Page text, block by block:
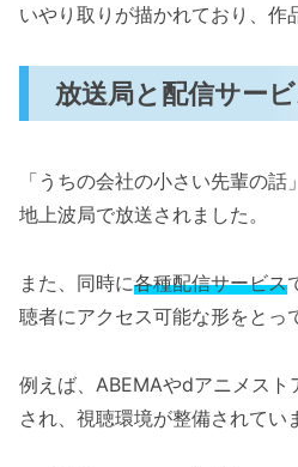
いやり取りが描かれており、作
放送局と配信サー
「うちの会社の小さい先輩の話
地上波局で放送されました。
また、同時に各種配信サービス
聴者にアクセス可能な形をとっ
例えば、ABEMAやdアニメスト
され、視聴環境が整備されてい